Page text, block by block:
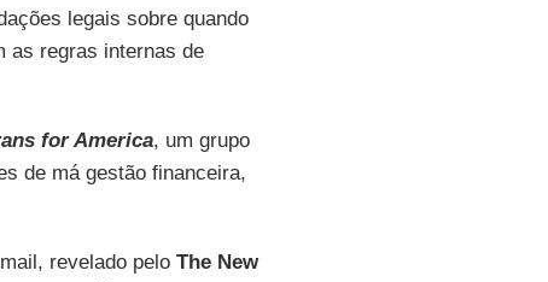
legais sobre quando
as regras internas de
for America, um grupo
de má gestão financeira,
revelado peloThe New